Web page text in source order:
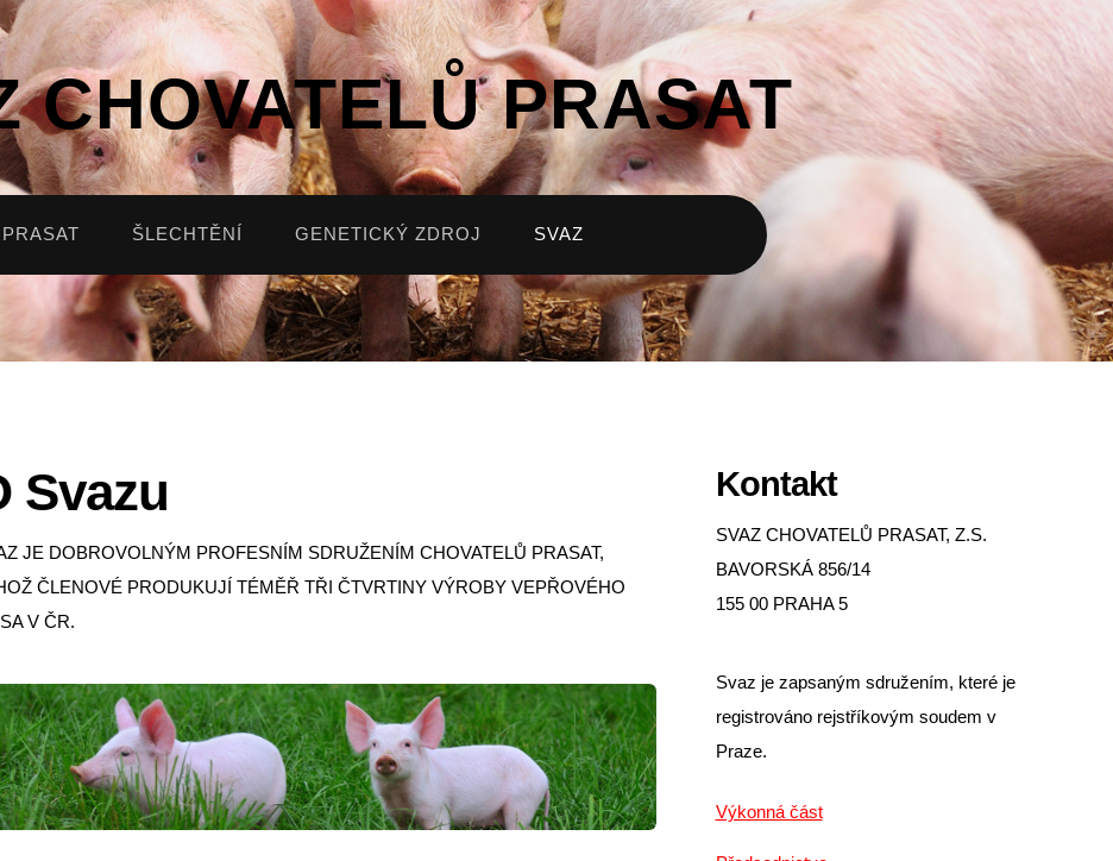
CHOVATELŮ PRASAT
ŠLECHTĚNÍ GENETICKÝ ZDROJ SVAZ
Svazu
JE DOBROVOLNÝM PROFESNÍM SDRUŽENÍM CHOVATELŮ PRASAT,
ČLENOVÉ PRODUKUJÍ TÉMĚŘ TŘI ČTVRTINY VÝROBY VEPŘOVÉHO
V ČR.
Kontakt
SVAZ CHOVATELŮ PRASAT, Z.S.
BAVORSKÁ 856/14
155 00 PRAHA 5
Svaz je zapsaným sdružením, které je
registrováno rejstříkovým soudem v
Praze.
Výkonná část